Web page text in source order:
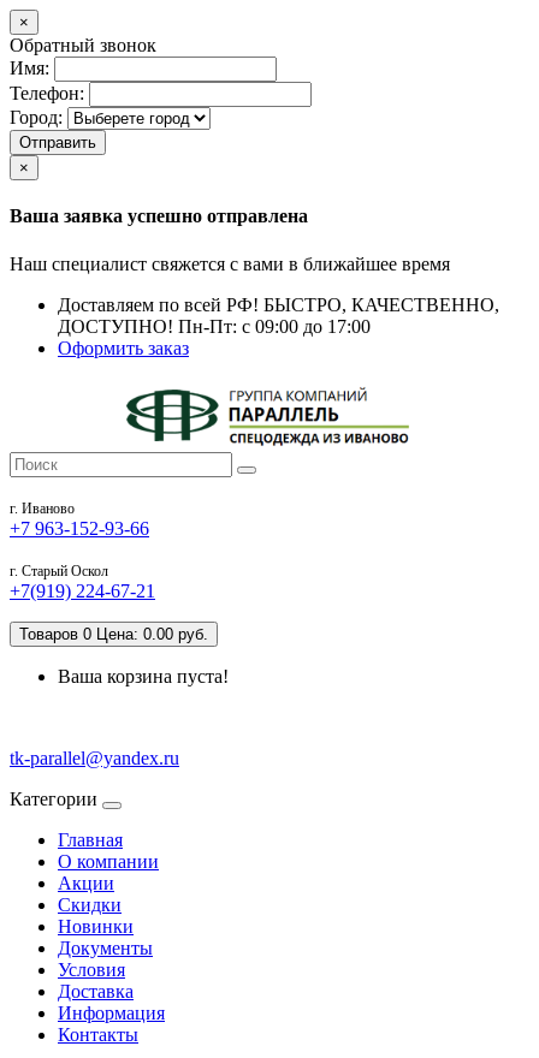
×
Обратный звонок
Имя:
Телефон:
Город:
Отправить
×
Ваша заявка успешно отправлена
Наш специалист свяжется с вами в ближайшее время
Доставляем по всей РФ! БЫСТРО, КАЧЕСТВЕННО,
ДОСТУПНО! Пн-Пт: с 09:00 до 17:00
Оформить заказ
г. Иваново
+7 963-152-93-66
г. Старый Оскол
+7(919) 224-67-21
Товаров 0 Цена: 0.00 руб.
Ваша корзина пуста!
tk-parallel@yandex.ru
Категории
Главная
О компании
Акции
Скидки
Новинки
Документы
Условия
Доставка
Информация
Контакты